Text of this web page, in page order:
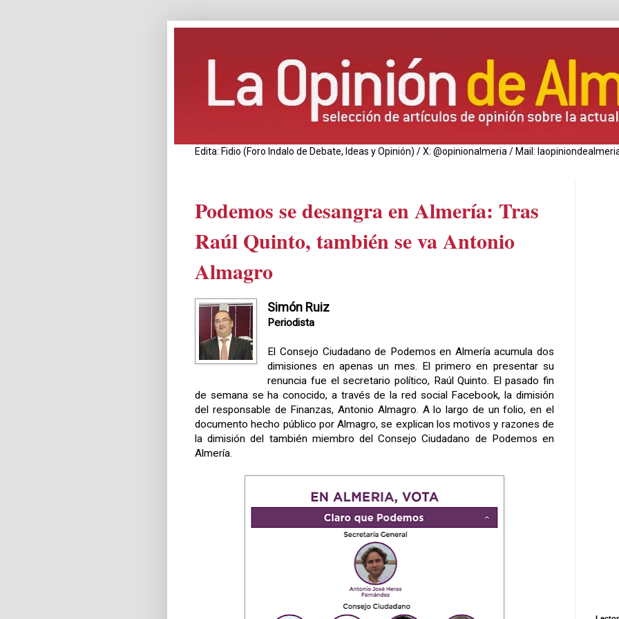
Edita: Fidio (Foro Indalo de Debate, Ideas y Opinión) / X: @opinionalmeria / Mail:
Podemos se desangra en Almería: Tras
Raúl Quinto, también se va Antonio
Almagro
Simón Ruiz
Periodista
El Consejo Ciudadano de Podemos en Almería acumula dos
dimisiones en apenas un mes. El primero en presentar su
renuncia fue el secretario político, Raúl Quinto. El pasado fin
de semana se ha conocido, a través de la red social Facebook, la dimisión
del responsable de Finanzas, Antonio Almagro. A lo largo de un folio, en el
documento hecho público por Almagro, se explican los motivos y razones de
la dimisión del también miembro del Consejo Ciudadano de Podemos en
Almería.